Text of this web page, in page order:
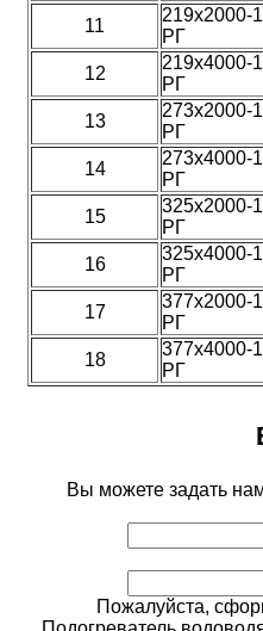
11
219х2000-
РГ
12
219х4000-
РГ
13
273х2000-
РГ
14
273х4000-
РГ
15
325х2000-
РГ
16
325х4000-
РГ
17
377х2000-
РГ
18
377х4000-
РГ
Вы можете задать
Пожалуйста,